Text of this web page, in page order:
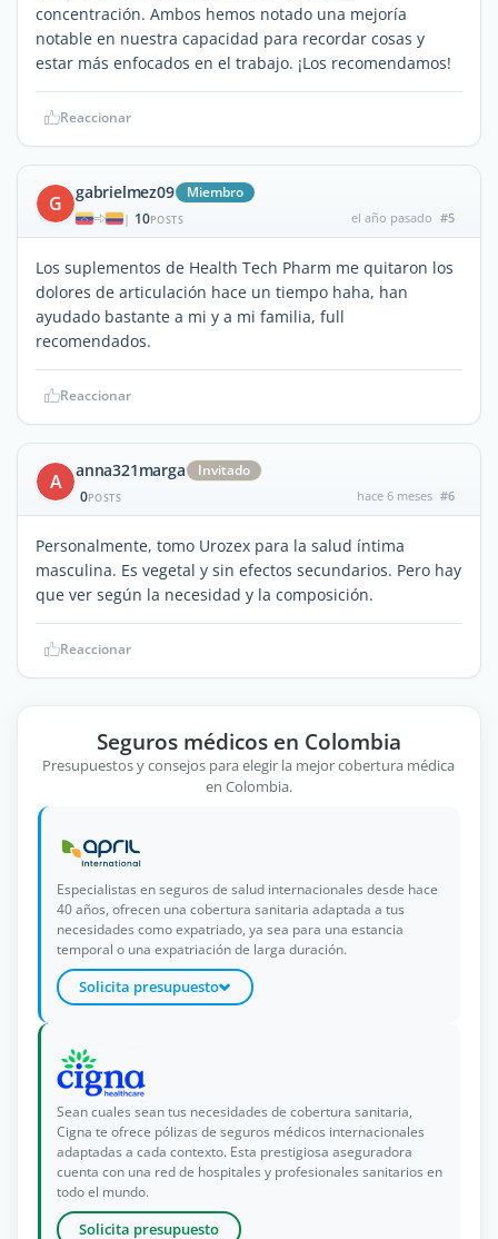
concentración. Ambos hemos notado una mejoría
notable en nuestra capacidad para recordar cosas y
estar más enfocados en el trabajo. ¡Los recomendamos!
Reaccionar
G gabrielmez09 Miembro
| 10POSTS el año pasado #5
Los suplementos de Health Tech Pharm me quitaron los
dolores de articulación hace un tiempo haha, han
ayudado bastante a mi y a mi familia, full
recomendados.
Reaccionar
A anna321marga
Invitado
0POSTS hace 6 meses #6
Personalmente, tomo Urozex para la salud íntima
masculina. Es vegetal y sin efectos secundarios. Pero hay
que ver según la necesidad y la composición.
Reaccionar
Seguros médicos en Colombia
Presupuestos y consejos para elegir la mejor cobertura médica
en Colombia.
Especialistas en seguros de salud internacionales desde hace
40 años, ofrecen una cobertura sanitaria adaptada a tus
necesidades como expatriado, ya sea para una estancia
temporal o una expatriación de larga duración.
Solicita presupuesto
Sean cuales sean tus necesidades de cobertura sanitaria,
Cigna te ofrece pólizas de seguros médicos internacionales
adaptadas a cada contexto. Esta prestigiosa aseguradora
cuenta con una red de hospitales y profesionales sanitarios en
todo el mundo.
Solicita presupuesto